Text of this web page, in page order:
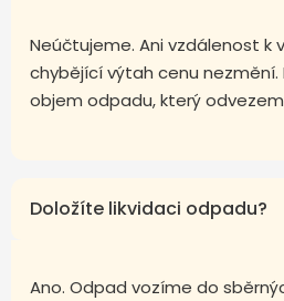
Neúčtujeme. Ani vzdálenost k
chybějící výtah cenu
objem odpadu, který
Doložíte likvidaci odpadu?
Ano. Odpad vozíme do